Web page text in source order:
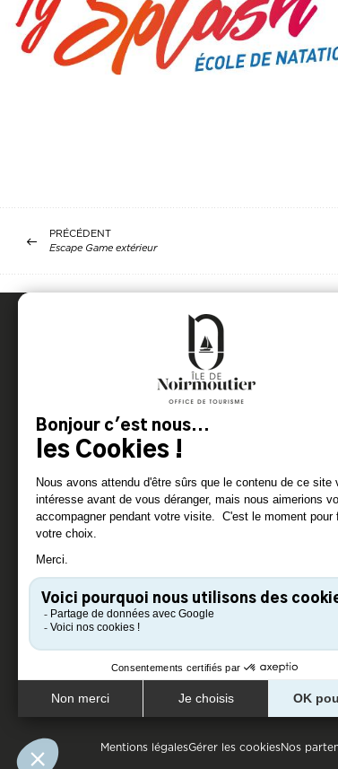
PRÉCÉDENT
Escape Game extérieur
Pied de page
Mentions légalesGérer les cookiesNos